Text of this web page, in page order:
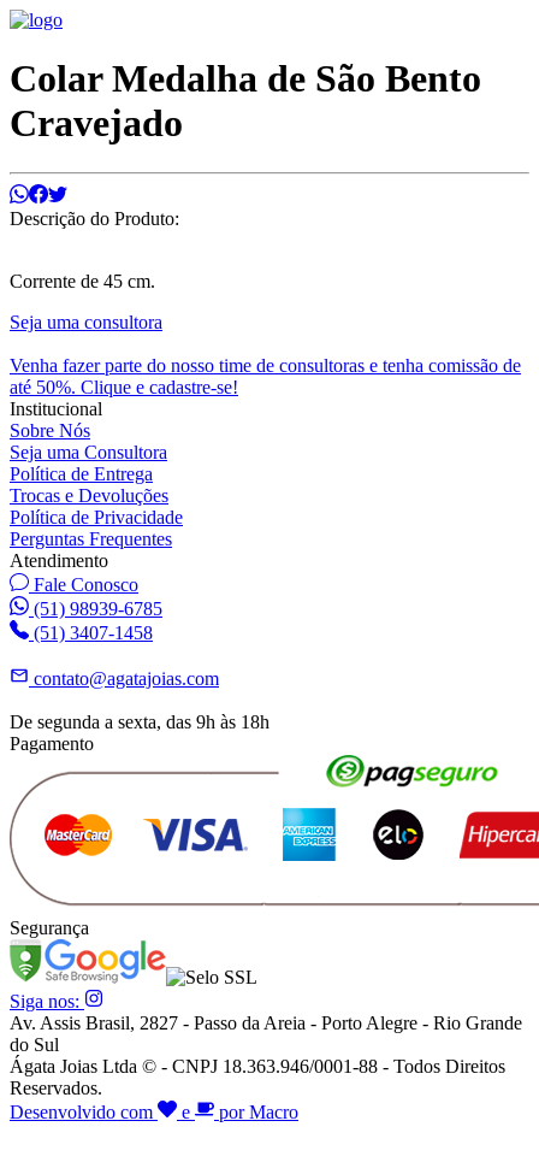
Colar Medalha de São Bento
Cravejado
Descrição do Produto:
Corrente de 45 cm.
Seja uma consultora
Venha fazer parte do nosso time de consultoras e tenha comissão de
até 50%. Clique e cadastre-se!
Institucional
Sobre Nós
Seja uma Consultora
Política de Entrega
Trocas e Devoluções
Política de Privacidade
Perguntas Frequentes
Atendimento
Fale Conosco
(51) 98939-6785
(51) 3407-1458
contato@agatajoias.com
De segunda a sexta, das 9h às 18h
Pagamento
Segurança
Siga nos:
Av. Assis Brasil, 2827 - Passo da Areia - Porto Alegre - Rio Grande
do Sul
Ágata Joias Ltda © - CNPJ 18.363.946/0001-88 - Todos Direitos
Reservados.
Desenvolvido com
e por Macro